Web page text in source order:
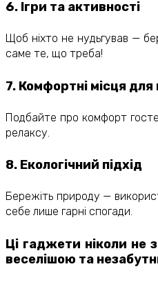
6. Ігри та активності
Щоб ніхто не нудьгував —
саме те, що треба!
7. Комфортні місця для
Подбайте про комфорт
релаксу.
8. Екологічний підхід
Бережіть природу —
себе лише гарні спогади.
Ці гаджети ніколи не
веселішою та